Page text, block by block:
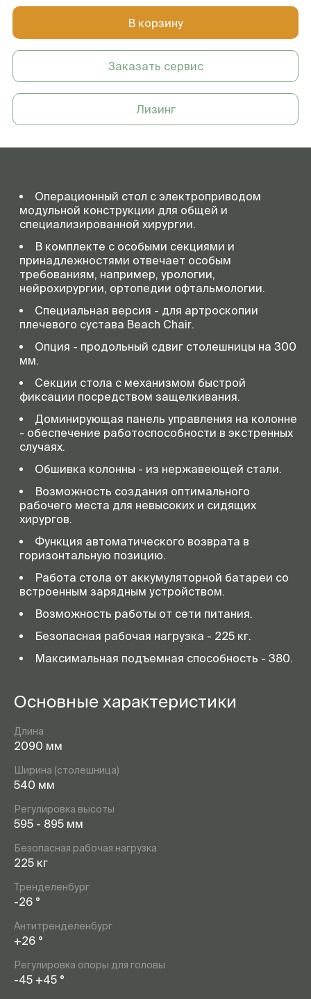
Вторичное напряжение
50 - 60 Гц
Вес
195 кг
-20 - +20 ° 380 кг
Максимальная
380 кг
В корзину
Заказать сервис
Лизинг
Операционный стол с электроприводом
модульной конструкции для общей и
специализированной хирургии.
В комплекте с особыми секциями и
принадлежностями отвечает особым
требованиям, например, урологии,
нейрохирургии, ортопедии офтальмологии.
Специальная версия - для артроскопии
плечевого сустава Beach Chair.
Опция - продольный сдвиг столешницы на 300
мм.
Секции стола с механизмом быстрой
фиксации посредством защелкивания.
Доминирующая панель управления на колонне
- обеспечение работоспособности в экстренных
случаях.
Обшивка колонны - из нержавеющей стали.
Возможность создания оптимального
рабочего места для невысоких и сидящих
хирургов.
Функция автоматического возврата в
горизонтальную позицию.
Работа стола от аккумуляторной батареи со
встроенным зарядным устройством.
Возможность работы от сети питания.
Безопасная рабочая нагрузка - 225 кг.
Максимальная подъемная способность - 380.
Основные характеристики
Длина
2090 мм
Ширина (столешница)
540 мм
Регулировка высоты
595 - 895 мм
Безопасная рабочая нагрузка
225 кг
Тренделенбург
-26 °
Антитренделенбург
+26 °
Регулировка опоры для головы
-45 +45 °